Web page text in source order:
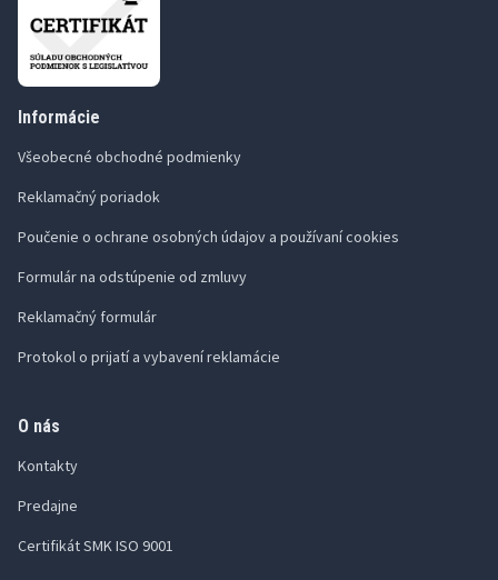
Informácie
Všeobecné obchodné podmienky
Reklamačný poriadok
Poučenie o ochrane osobných údajov a používaní cookies
Formulár na odstúpenie od zmluvy
Reklamačný formulár
Protokol o prijatí a vybavení reklamácie
O nás
Kontakty
Predajne
Certifikát SMK ISO 9001